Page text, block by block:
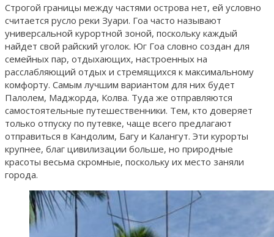
Строгой границы между частями острова нет, ей условно
считается русло реки Зуари. Гоа часто называют
универсальной курортной зоной, поскольку каждый
найдет свой райский уголок. Юг Гоа словно создан для
семейных пар, отдыхающих, настроенных на
расслабляющий отдых и стремящихся к максимальному
комфорту. Самым лучшим вариантом для них будет
Палолем, Маджорда, Колва. Туда же отправляются
самостоятельные путешественники. Тем, кто доверяет
только отпуску по путевке, чаще всего предлагают
отправиться в Кандолим, Багу и Калангут. Эти курорты
крупнее, благ цивилизации больше, но природные
красоты весьма скромные, поскольку их место заняли
города.